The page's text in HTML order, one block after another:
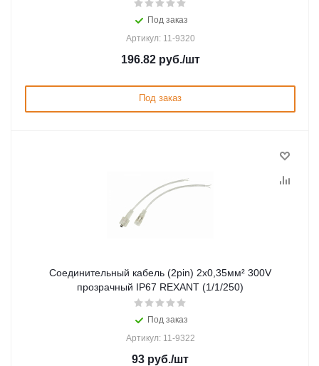
Под заказ
Артикул: 11-9320
196.82руб./шт
Под заказ
Соединительный кабель (2pin) 2х0,35мм² 300V
прозрачный IP67 REXANT (1/1/250)
Под заказ
Артикул: 11-9322
93 руб./шт